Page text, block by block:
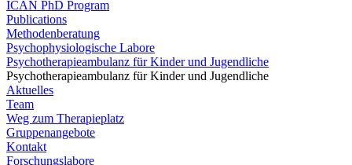
ICAN PhD Program
Publications
Methodenberatung
Psychophysiologische Labore
Psychotherapieambulanz für Kinder und Jugendliche
Psychotherapieambulanz für Kinder und Jugendliche
Aktuelles
Team
Weg zum Therapieplatz
Gruppenangebote
Kontakt
Forschungslabore